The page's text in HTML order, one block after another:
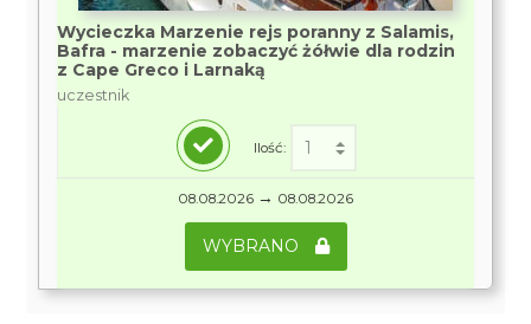
Wycieczka Marzenie rejs poranny z Salamis,
Bafra - marzenie zobaczyć żółwie dla rodzin
z Cape Greco i Larnaką
uczestnik
Ilość:
08.08.2026 → 08.08.2026
WYBRANO